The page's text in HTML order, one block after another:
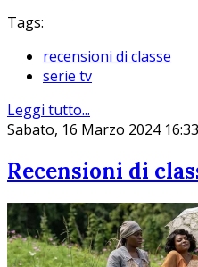
Tags:
recensioni di classe
serie tv
Leggi tutto...
Sabato, 16 Marzo 2024 16:33
Recensioni di